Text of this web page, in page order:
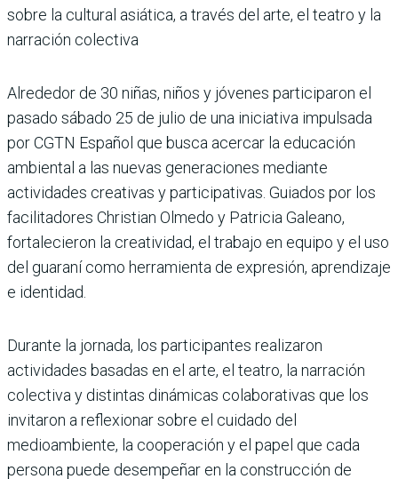
sobre la cultural asiática, a través del arte, el teatro y la
narración colectiva
Alrededor de 30 niñas, niños y jóvenes participaron el
pasado sábado 25 de julio de una iniciativa impulsada
por CGTN Español que busca acercar la educación
ambiental a las nuevas generaciones mediante
actividades creativas y participativas. Guiados por los
facilitadores Christian Olmedo y Patricia Galeano,
fortalecieron la creatividad, el trabajo en equipo y el uso
del guaraní como herramienta de expresión, aprendizaje
e identidad.
Durante la jornada, los participantes realizaron
actividades basadas en el arte, el teatro, la narración
colectiva y distintas dinámicas colaborativas que los
invitaron a reflexionar sobre el cuidado del
medioambiente, la cooperación y el papel que cada
persona puede desempeñar en la construcción de